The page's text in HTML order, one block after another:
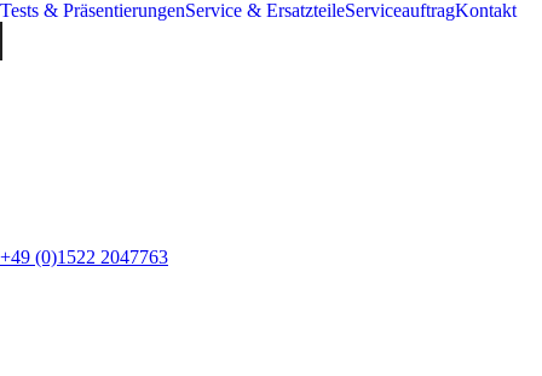
Tests & PräsentierungenService & ErsatzteileServiceauftragKontakt
+49 (0)1522 2047763